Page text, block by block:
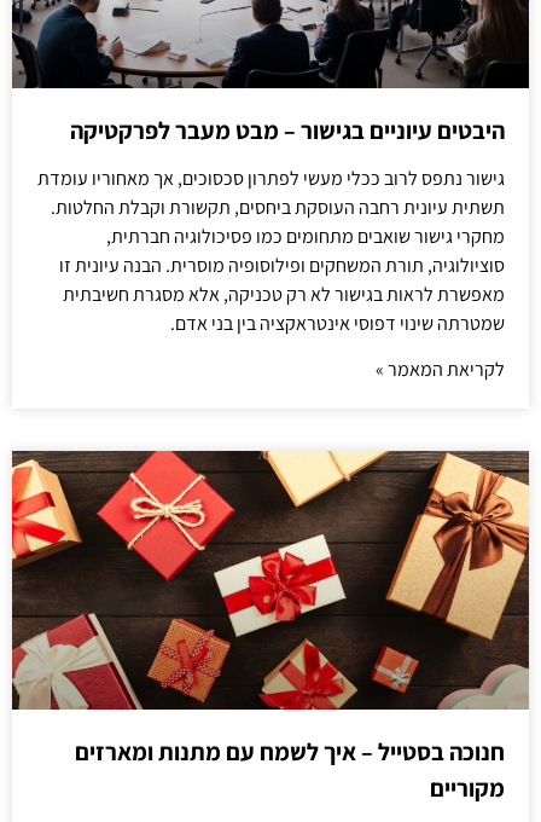
היבטים עיוניים בגישור – מבט מעבר לפרקטיקה
גישור נתפס לרוב ככלי מעשי לפתרון סכסוכים, אך מאחוריו עומדת
תשתית עיונית רחבה העוסקת ביחסים, תקשורת וקבלת החלטות.
מחקרי גישור שואבים מתחומים כמו פסיכולוגיה חברתית,
סוציולוגיה, תורת המשחקים ופילוסופיה מוסרית. הבנה עיונית זו
מאפשרת לראות בגישור לא רק טכניקה, אלא מסגרת חשיבתית
שמטרתה שינוי דפוסי אינטראקציה בין בני אדם.
לקריאת המאמר »
חנוכה בסטייל – איך לשמח עם מתנות ומארזים
מקוריים